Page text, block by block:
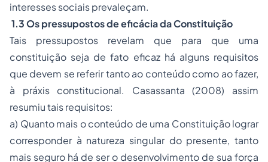
interesses sociais prevaleçam.
1.3 Os pressupostos de eficácia da Constituição
Tais pressupostos revelam que para que uma
constituição seja de fato eficaz há alguns requisitos
que devem se referir tanto ao conteúdo como ao fazer,
à práxis constitucional. Casassanta (2008) assim
resumiu tais requisitos:
a) Quanto mais o conteúdo de uma Constituição lograr
corresponder à natureza singular do presente, tanto
mais seguro há de ser o desenvolvimento de sua força